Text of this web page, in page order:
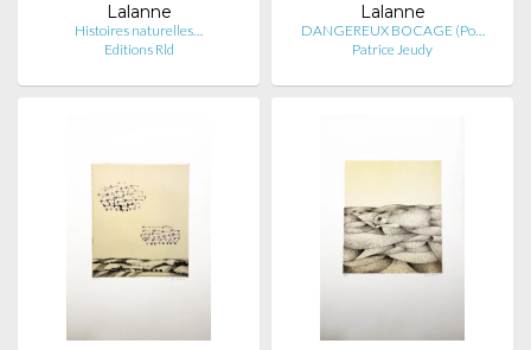
Lalanne
Histoires naturelles…
Editions Rld
Lalanne
DANGEREUX BOCAGE (Po…
Patrice Jeudy